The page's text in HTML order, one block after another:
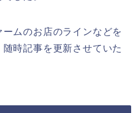
ムのお店のラインなどを
時記事を更新させていた